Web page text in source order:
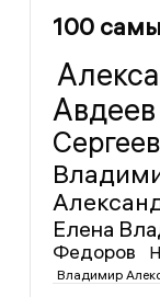
100
Авдеев
Елена
Федоров
Владимир